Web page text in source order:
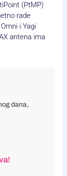
(PtMP)
rade
i Yagi
antena ima
dana,